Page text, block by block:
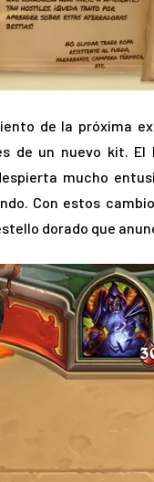
de la próxima
de un nuevo kit.
mucho
Con estos
dorado que